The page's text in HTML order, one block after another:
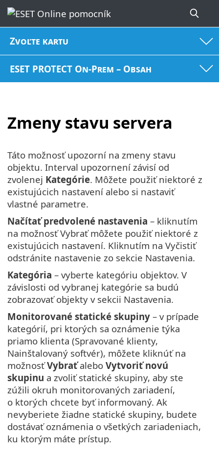
Zvoľte kartu
ESET PROTECT On-Prem – Obsah
Zmeny stavu servera
Táto možnosť upozorní na zmeny stavu
objektu. Interval upozornení závisí od
zvolenej Kategórie. Môžete použiť niektoré z
existujúcich nastavení alebo si nastaviť
vlastné parametre.
Načítať predvolené nastavenia – kliknutím
na možnosť Vybrať môžete použiť niektoré z
existujúcich nastavení. Kliknutím na Vyčistiť
odstránite nastavenie zo sekcie Nastavenia.
Kategória – vyberte kategóriu objektov. V
závislosti od vybranej kategórie sa budú
zobrazovať objekty v sekcii Nastavenia.
Monitorované statické skupiny – v prípade
kategórií, pri ktorých sa oznámenie týka
priamo klienta (Spravované klienty,
Nainštalovaný softvér), môžete kliknúť na
možnosťVybraťalebo Vytvoriť novú
skupinu a zvoliť statické skupiny, aby ste
zúžili okruh monitorovaných zariadení,
o ktorých chcete byť informovaný. Ak
nevyberiete žiadne statické skupiny, budete
dostávať oznámenia o všetkých zariadeniach,
ku ktorým máte prístup.